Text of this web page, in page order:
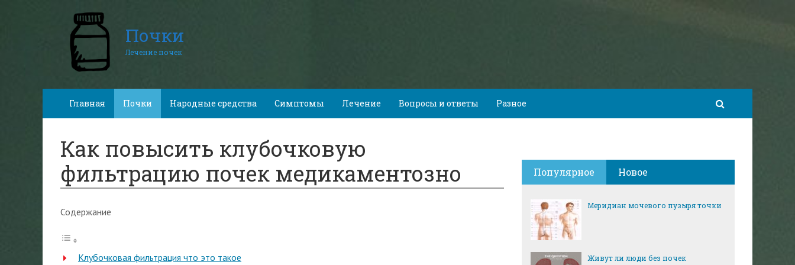
Почки
Лечение почек
Главная Почки Народные средства Симптомы Лечение Вопросы и ответы Разное
Как повысить клубочковую
фильтрацию почек медикаментозно
Содержание
Клубочковая фильтрация что это такое
Популярное Новое
Меридиан мочевого пузыря точки
Живут ли люди без почек